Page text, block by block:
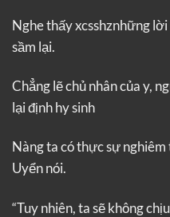
Nghe thấy xcsshznhững
sầm lại.
Chẳng lẽ chủ nhân của y,
lại định hy sinh
Nàng ta có thực sự
Uyển nói.
“Tuy nhiên, ta sẽ không